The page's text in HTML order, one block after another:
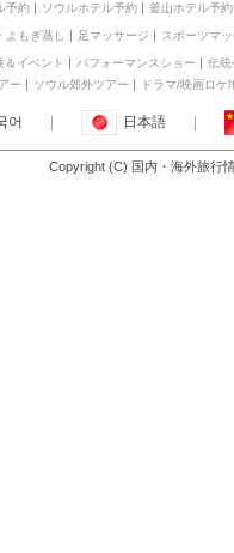
予約 ソウルホテル予約 釜山ホテル予約
よもぎ蒸し 足マッサージ スポーツマ
＆イベント パフォーマンスショー
伝統
ー ソウル郊外ツアー ドラマ/映画ロケ
어 日本語
Copyright (C) 国内・海外旅行